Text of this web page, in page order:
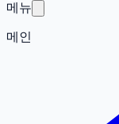
메뉴
메인